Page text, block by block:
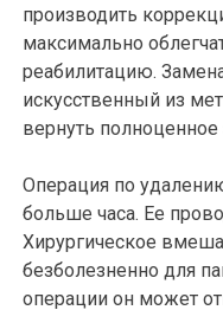
производить
максимально
реабилитацию.
искусственный из
вернуть полноценное
Операция по
больше часа. Ее
Хирургическое
безболезненно для
операции он может